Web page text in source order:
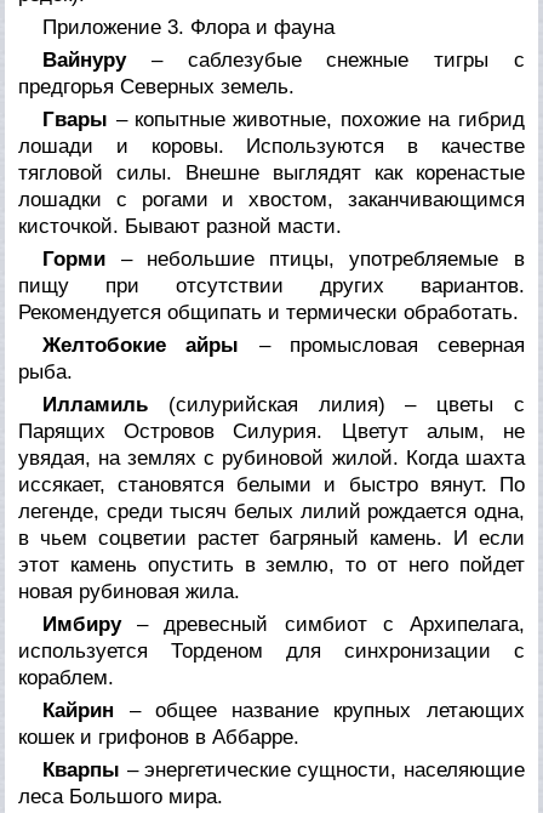
Приложение 3. Флора и фауна
Вайнуру– саблезубые снежные тигры с
предгорья Северных земель.
Гвары – копытные животные, похожие на гибрид
лошади и коровы. Используются в качестве
тягловой силы. Внешне выглядят как коренастые
лошадки с рогами и хвостом, заканчивающимся
кисточкой. Бывают разной масти.
Горми – небольшие птицы, употребляемые в
пищу при отсутствии других вариантов.
Рекомендуется общипать и термически обработать.
Желтобокие айры – промысловая северная
рыба.
Илламиль (силурийская лилия) – цветы с
Парящих Островов Силурия. Цветут алым, не
увядая, на землях с рубиновой жилой. Когда шахта
иссякает, становятся белыми и быстро вянут. По
легенде, среди тысяч белых лилий рождается одна,
в чьем соцветии растет багряный камень. И если
этот камень опустить в землю, то от него пойдет
новая рубиновая жила.
Имбиру– древесный симбиот с Архипелага,
используется Торденом для синхронизации с
кораблем.
Кайрин – общее название крупных летающих
кошек и грифонов в Аббарре.
Кварпы – энергетические сущности, населяющие
леса Большого мира.